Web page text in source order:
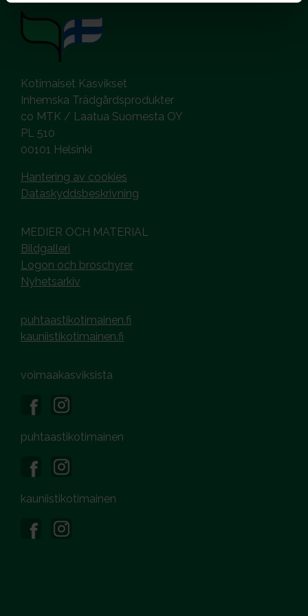
Kotimaiset Kasvikset
Inhemska Trädgårdsprodukter
co MTK / Laatua Suomesta OY
PL 510
00101 Helsinki
Hantering av cookies
Dataskyddsbeskrivning
MEDIER OCH MATERIAL
Bildgalleri
Logon och broschyrer
Nyhetsarkiv
puhtaastikotimainen.fi
kauniistikotimainen.fi
voimaakasviksista
puhtaastikotimainen
kauniistikotimainen